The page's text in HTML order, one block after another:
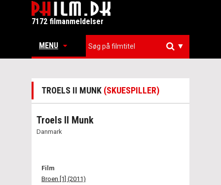
7172 filmanmeldelser
MENU ▼
TROELS II MUNK (SKUESPILLER)
Troels II Munk
Danmark
Film
Broen [1] (2011)